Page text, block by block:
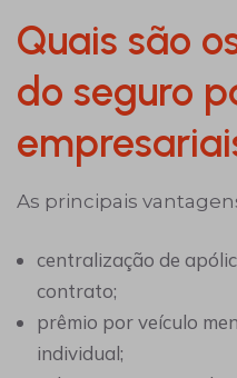
Quais são
do seguro
As principais
centralização de
contrato;
prêmio por veículo
individual;